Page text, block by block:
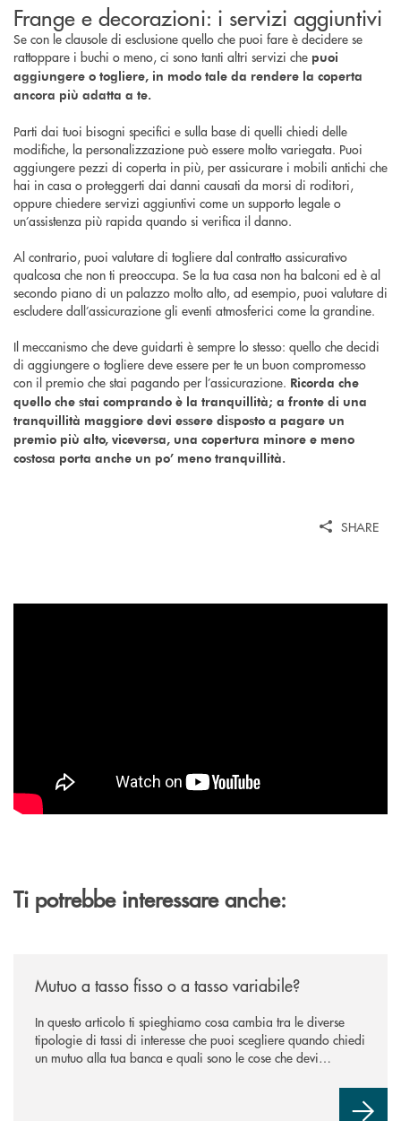
Frange e decorazioni: i servizi aggiuntivi
Se con le clausole di esclusione quello che puoi fare è decidere se
rattoppare i buchi o meno, ci sono tanti altri servizi che puoi
aggiungere o togliere, in modo tale da rendere la coperta
ancora più adatta a te.
Parti dai tuoi bisogni specifici e sulla base di quelli chiedi delle
modifiche, la personalizzazione può essere molto variegata. Puoi
aggiungere pezzi di coperta in più, per assicurare i mobili antichi che
hai in casa o proteggerti dai danni causati da morsi di roditori,
oppure chiedere servizi aggiuntivi come un supporto legale o
un’assistenza più rapida quando si verifica il danno.
Al contrario, puoi valutare di togliere dal contratto assicurativo
qualcosa che non ti preoccupa. Se la tua casa non ha balconi ed è al
secondo piano di un palazzo molto alto, ad esempio, puoi valutare di
escludere dall’assicurazione gli eventi atmosferici come la grandine.
Il meccanismo che deve guidarti è sempre lo stesso: quello che decidi
di aggiungere o togliere deve essere per te un buon compromesso
con il premio che stai pagando per l’assicurazione. Ricorda che
quello che stai comprando è la tranquillità; a fronte di una
tranquillità maggiore devi essere disposto a pagare un
premio più alto, viceversa, una copertura minore e meno
costosa porta anche un po’ meno tranquillità.
SHARE
Ti potrebbe interessare anche:
Mutuo a tasso fisso o a tasso variabile?
In questo articolo ti spieghiamo cosa cambia tra le diverse
tipologie di tassi di interesse che puoi scegliere quando chiedi
un mutuo alla tua banca e quali sono le cose che devi